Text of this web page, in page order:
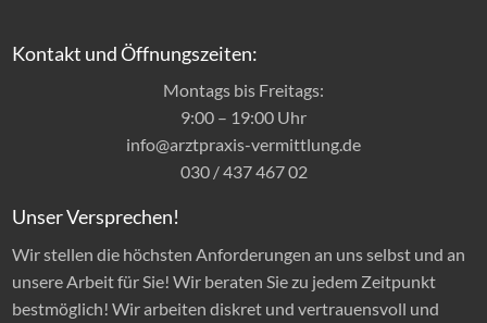
Kontakt und Öffnungszeiten:
Montags bis Freitags:
9:00 – 19:00 Uhr
info@arztpraxis-vermittlung.de
030 / 437 467 02
Unser Versprechen!
Wir stellen die höchsten Anforderungen an uns selbst und an
unsere Arbeit für Sie! Wir beraten Sie zu jedem Zeitpunkt
bestmöglich! Wir arbeiten diskret und vertrauensvoll und